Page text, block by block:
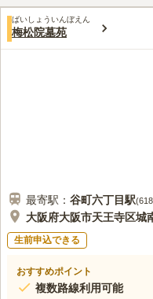
在来仏教であれば宗
が可能です。お墓は
ぶことができます。
口コミ評価
みんなの評価
40代女性
駅から近く、駅には
ばいしょういんぼえん
梅松院墓苑
最寄駅： 谷町六丁目駅(
大阪府大阪市天王寺区城
生前申込できる
おすすめポイント
複数路線利用可能